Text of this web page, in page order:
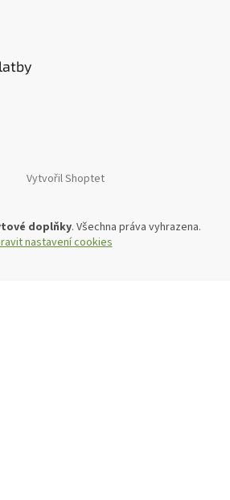
Vytvořil Shoptet
doplňky. Všechna práva vyhrazena.
nastavení cookies